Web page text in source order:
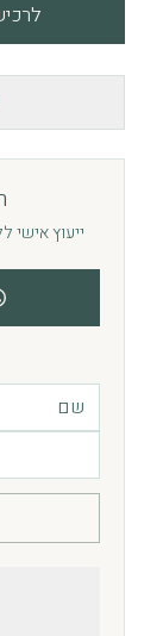
ייעוץ אישי